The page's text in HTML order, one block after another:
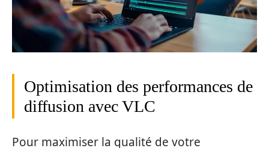
Optimisation des performances de
diffusion avec VLC
Pour maximiser la qualité de votre